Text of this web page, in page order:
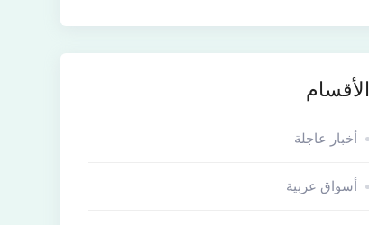
الأقسام
أخبار عاجلة
أسواق عربية